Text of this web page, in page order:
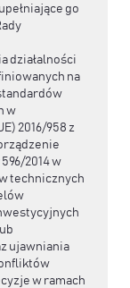
go
działalności
na
w
2016/958 z
2014 w
technicznych
ujawniania
w ramach